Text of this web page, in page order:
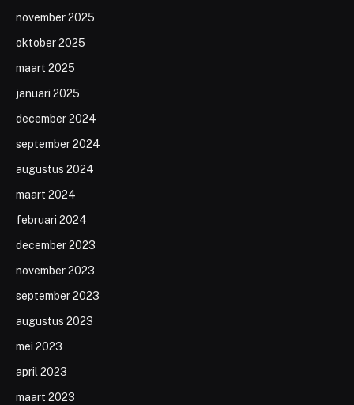
november 2025
oktober 2025
maart 2025
januari 2025
december 2024
september 2024
augustus 2024
maart 2024
februari 2024
december 2023
november 2023
september 2023
augustus 2023
mei 2023
april 2023
maart 2023